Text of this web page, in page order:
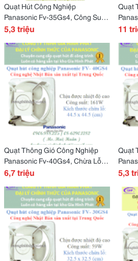
Quạt Hút Công Nghiệp
Panasonic Fv-35Gs4, Công Suất
88W
5,3 triệu
Quạt
11
Quạt Thông Gió Công Nghiệp
Panasonic Fv-40Gs4, Chừa Lỗ
Tường 44.5 X 44.5 Cm
6,7 triệu
Quạt
5,3